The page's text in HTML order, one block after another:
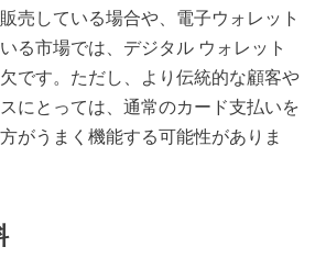
売している場合や、電子ウォレット
る市場では、デジタル ウォレット
です。ただし、より伝統的な顧客や
にとっては、通常のカード支払いを
がうまく機能する可能性がありま